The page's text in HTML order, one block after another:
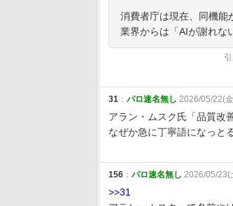
消費者庁は現在、同機能
業界からは「AIが謝れな
31 ： パロ速名無し 2026/05/22(
アラン・ムスク氏「品質改
なぜか急に丁寧語になっと
156 ： パロ速名無し 2026/05/23(
>>31